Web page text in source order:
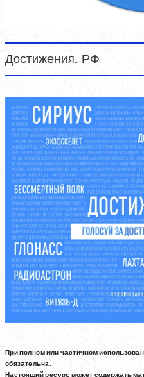
Достижения. РФ
При полном или частичном
обязательна.
Настоящий ресурс может содержать